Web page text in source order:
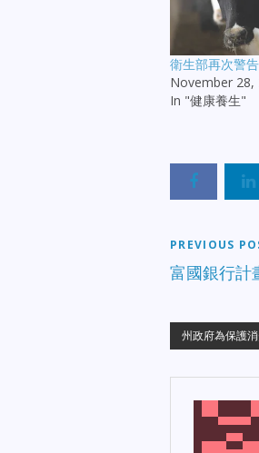
衛生部再次警
November 28,
In "健康養生"
PREVIOUS
富國銀行計
州政府為保護